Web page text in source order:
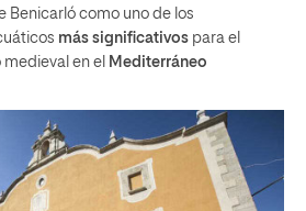
Benicarló como uno de los
más significativos para el
en el Mediterráneo